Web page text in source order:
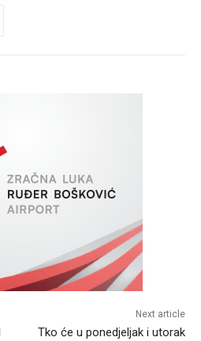
Next article
Tko će u ponedjeljak i utorak